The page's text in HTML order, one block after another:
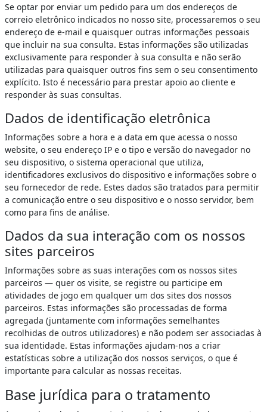
Se optar por enviar um pedido para um dos endereços de
correio eletrônico indicados no nosso site, processaremos o seu
endereço de e-mail e quaisquer outras informações pessoais
que incluir na sua consulta. Estas informações são utilizadas
exclusivamente para responder à sua consulta e não serão
utilizadas para quaisquer outros fins sem o seu consentimento
explícito. Isto é necessário para prestar apoio ao cliente e
responder às suas consultas.
Dados de identificação eletrônica
Informações sobre a hora e a data em que acessa o nosso
website, o seu endereço IP e o tipo e versão do navegador no
seu dispositivo, o sistema operacional que utiliza,
identificadores exclusivos do dispositivo e informações sobre o
seu fornecedor de rede. Estes dados são tratados para permitir
a comunicação entre o seu dispositivo e o nosso servidor, bem
como para fins de análise.
Dados da sua interação com os nossos
sites parceiros
Informações sobre as suas interações com os nossos sites
parceiros — quer os visite, se registre ou participe em
atividades de jogo em qualquer um dos sites dos nossos
parceiros. Estas informações são processadas de forma
agregada (juntamente com informações semelhantes
recolhidas de outros utilizadores) e não podem ser associadas à
sua identidade. Estas informações ajudam-nos a criar
estatísticas sobre a utilização dos nossos serviços, o que é
importante para calcular as nossas receitas.
Base jurídica para o tratamento